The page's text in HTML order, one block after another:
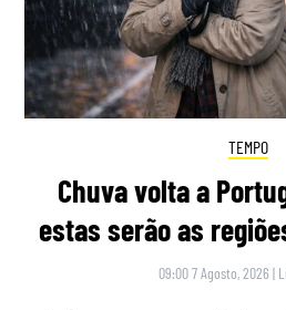
TEMPO
Chuva volta a
estas serão as
09:00 7 Agosto, 2026 |